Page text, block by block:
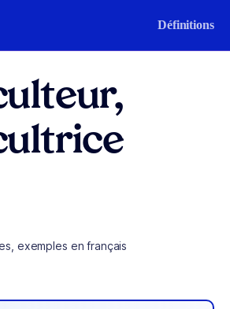
Définitions
exemples en français